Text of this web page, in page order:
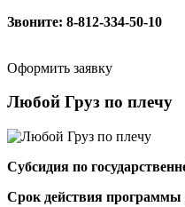
Звоните: 8-812-334-50-10
Оформить заявку
Любой Груз по плечу
Субсидия по
Срок действия программы